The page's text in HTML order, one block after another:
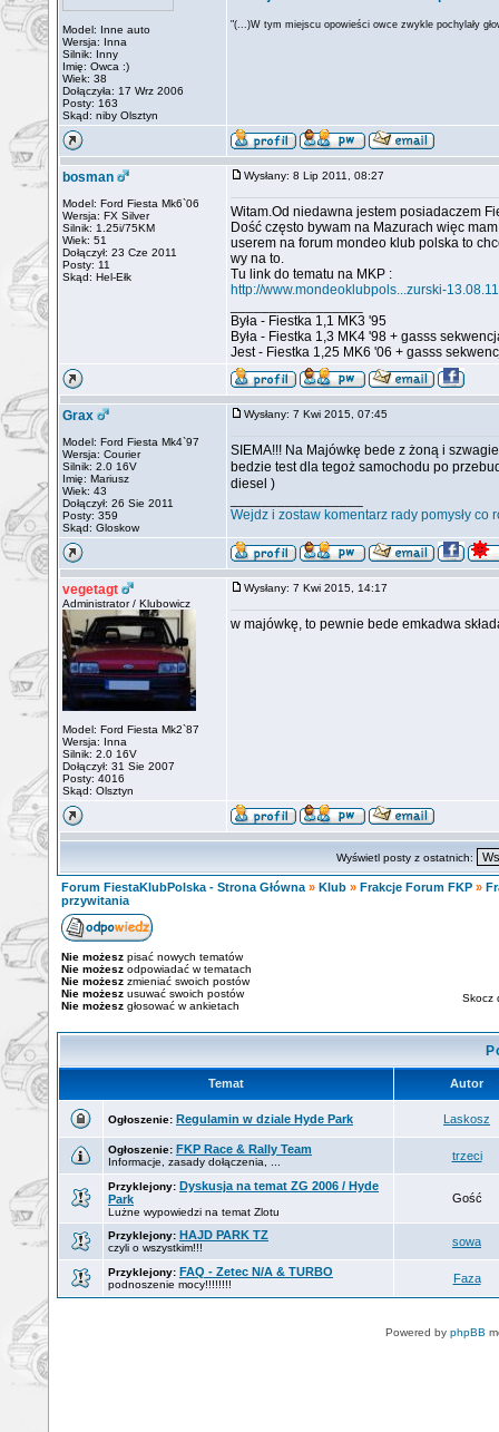
Model: Inne auto
Wersja: Inna
Silnik: Inny
Imię: Owca :)
Wiek: 38
Dołączyła: 17 Wrz 2006
Posty: 163
Skąd: niby Olsztyn
"(...)W tym miejscu opowieści owce zwykle pochylały
bosman
Model: Ford Fiesta Mk6`06
Wersja: FX Silver
Silnik: 1.25i/75KM
Wiek: 51
Dołączył: 23 Cze 2011
Posty: 11
Skąd: Hel-Ełk
Wysłany: 8 Lip 2011, 08:27
Witam.Od niedawna jestem posiadaczem
Dość często bywam na Mazurach więc
userem na forum mondeo klub polska to
wy na to.
Tu link do tematu na MKP :
http://www.mondeoklubpols...zurski-13.08.11
Była - Fiestka 1,1 MK3 '95
Była - Fiestka 1,3 MK4 '98 + gasss
Jest - Fiestka 1,25 MK6 '06 + gasss
Grax
Model: Ford Fiesta Mk4`97
Wersja: Courier
Silnik: 2.0 16V
Imię: Mariusz
Wiek: 43
Dołączył: 26 Sie 2011
Posty: 359
Skąd: Gloskow
Wysłany: 7 Kwi 2015, 07:45
SIEMA!!! Na Majówkę bede z żoną i
bedzie test dla tegoż samochodu po
diesel )
Wejdz i zostaw komentarz rady pomysły co
vegetagt
Administrator / Klubowicz
Model: Ford Fiesta Mk2`87
Wersja: Inna
Silnik: 2.0 16V
Dołączył: 31 Sie 2007
Posty: 4016
Skąd: Olsztyn
Wysłany: 7 Kwi 2015, 14:17
w majówkę, to pewnie bede emkadwa
Wyświetl posty z ostatnich:
Forum FiestaKlubPolska - Strona Główna » Klub » Frakcje Forum FKP »
przywitania
Nie możesz pisać nowych tematów
Nie możesz odpowiadać w tematach
Nie możesz zmieniać swoich postów
Nie możesz usuwać swoich postów
Nie możesz głosować w ankietach
Skocz
Temat Autor
Ogłoszenie: Regulamin w dziale Hyde Park Laskosz
Ogłoszenie: FKP Race & Rally Team
Informacje, zasady dołączenia, ... trzeci
Przyklejony: Dyskusja na temat ZG 2006 / Hyde
Park
Lużne wypowiedzi na temat Zlotu
Gość
Przyklejony: HAJD PARK TZ
czyli o wszystkim!!! sowa
Przyklejony: FAQ - Zetec N/A & TURBO
podnoszenie mocy!!!!!!!! Faza
Powered by phpBB